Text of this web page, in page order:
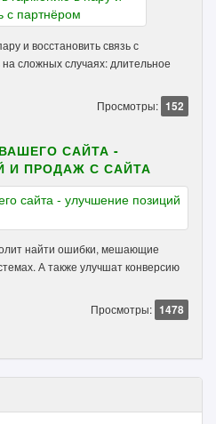
и восстановить связь с
сложных случаях: длительное
Просмотры: 152
САЙТА -
И ПРОДАЖ С САЙТА
найти ошибки, мешающие
А также улучшат конверсию
Просмотры: 1478